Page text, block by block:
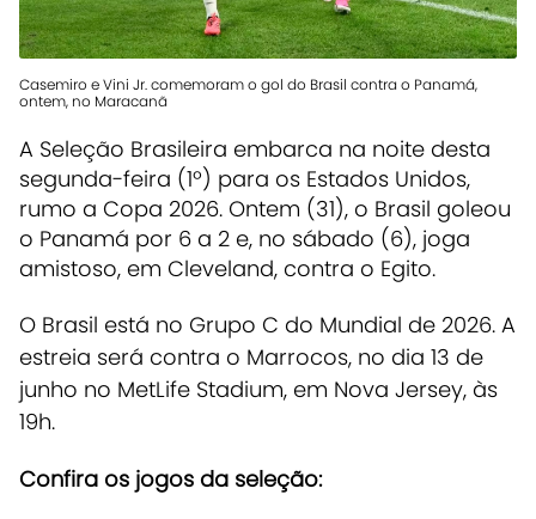
Casemiro e Vini Jr. comemoram o gol do Brasil contra o Panamá,
ontem, no Maracanã
A Seleção Brasileira embarca na noite desta
segunda-feira (1º) para os Estados Unidos,
rumo a Copa 2026. Ontem (31), o Brasil goleou
o Panamá por 6 a 2 e, no sábado (6), joga
amistoso, em Cleveland, contra o Egito.
O Brasil está no Grupo C do Mundial de 2026. A
estreia será contra o Marrocos, no dia 13 de
junho no MetLife Stadium, em Nova Jersey, às
19h.
Confira os jogos da seleção: